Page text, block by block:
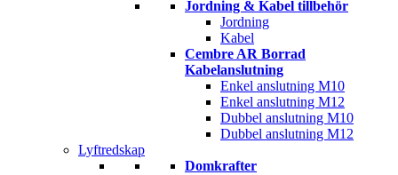
Jordning & Kabel tillbehör
Jordning
Kabel
Cembre AR Borrad
Kabelanslutning
Enkel anslutning M10
Enkel anslutning M12
Dubbel anslutning M10
Dubbel anslutning M12
Lyftredskap
Domkrafter